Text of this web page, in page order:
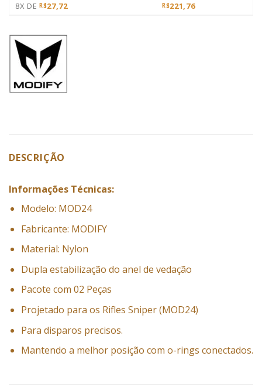
8X DE R$27,72 R$221,76
DESCRIÇÃO
Informações Técnicas:
Modelo: MOD24
Fabricante: MODIFY
Material: Nylon
Dupla estabilização do anel de vedação
Pacote com 02 Peças
Projetado para os Rifles Sniper (MOD24)
Para disparos precisos.
Mantendo a melhor posição com o-rings conectados.